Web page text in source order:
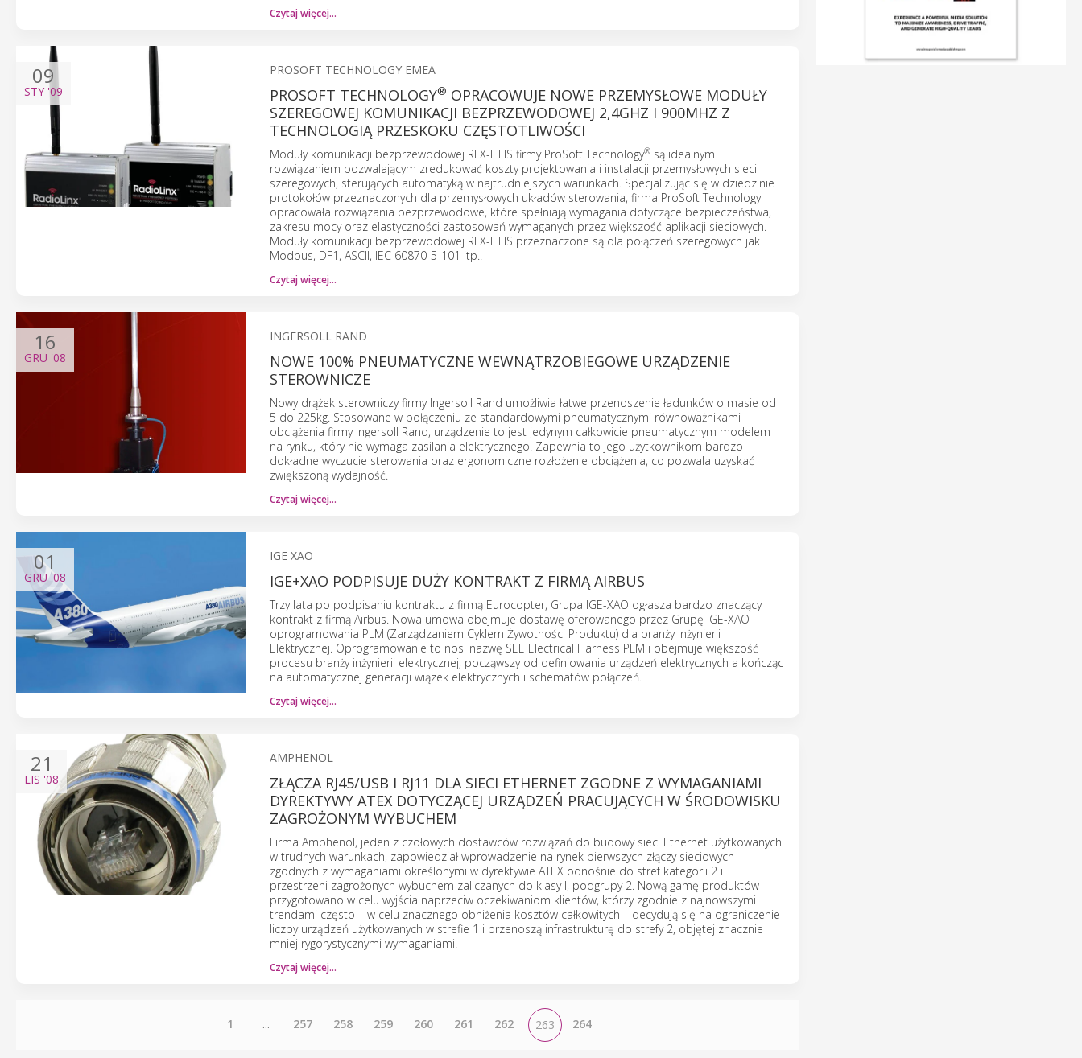
Czytaj więcej…
09
STY '09
PROSOFT TECHNOLOGY EMEA
PROSOFT TECHNOLOGY® OPRACOWUJE NOWE PRZEMYSŁOWE MODUŁY
SZEREGOWEJ KOMUNIKACJI BEZPRZEWODOWEJ 2,4GHZ I 900MHZ Z
TECHNOLOGIĄ PRZESKOKU CZĘSTOTLIWOŚCI
Moduły komunikacji bezprzewodowej RLX-IFHS firmy ProSoft Technology®są idealnym
rozwiązaniem pozwalającym zredukować koszty projektowania i instalacji przemysłowych sieci
szeregowych, sterujących automatyką w najtrudniejszych warunkach. Specjalizując się w dziedzinie
protokołów przeznaczonych dla przemysłowych układów sterowania, firma ProSoft Technology
opracowała rozwiązania bezprzewodowe, które spełniają wymagania dotyczące bezpieczeństwa,
zakresu mocy oraz elastyczności zastosowań wymaganych przez większość aplikacji sieciowych.
Moduły komunikacji bezprzewodowej RLX-IFHS przeznaczone są dla połączeń szeregowych jak
Modbus, DF1, ASCII, IEC 60870-5-101 itp..
Czytaj więcej…
16
GRU '08
INGERSOLL RAND
NOWE 100% PNEUMATYCZNE WEWNĄTRZOBIEGOWE URZĄDZENIE
STEROWNICZE
Nowy drążek sterowniczy firmy Ingersoll Rand umożliwia łatwe przenoszenie ładunków o masie od
5 do 225kg. Stosowane w połączeniu ze standardowymi pneumatycznymi równoważnikami
obciążenia firmy Ingersoll Rand, urządzenie to jest jedynym całkowicie pneumatycznym modelem
na rynku, który nie wymaga zasilania elektrycznego. Zapewnia to jego użytkownikom bardzo
dokładne wyczucie sterowania oraz ergonomiczne rozłożenie obciążenia, co pozwala uzyskać
zwiększoną wydajność.
Czytaj więcej…
01
GRU'08
IGE XAO
IGE+XAO PODPISUJE DUŻY KONTRAKT Z FIRMĄ AIRBUS
Trzy lata po podpisaniu kontraktu z firmą Eurocopter, Grupa IGE-XAO ogłasza bardzo znaczący
kontrakt z firmą Airbus. Nowa umowa obejmuje dostawę oferowanego przez Grupę IGE-XAO
oprogramowania PLM (Zarządzaniem Cyklem Żywotności Produktu) dla branży Inżynierii
Elektrycznej. Oprogramowanie to nosi nazwę SEE Electrical Harness PLM i obejmuje większość
procesu branży inżynierii elektrycznej, począwszy od definiowania urządzeń elektrycznych a kończąc
na automatycznej generacji wiązek elektrycznych i schematów połączeń.
Czytaj więcej…
21
LIS '08
AMPHENOL
ZŁĄCZA RJ45/USB I RJ11 DLA SIECI ETHERNET ZGODNE Z WYMAGANIAMI
DYREKTYWY ATEX DOTYCZĄCEJ URZĄDZEŃ PRACUJĄCYCH W ŚRODOWISKU
ZAGROŻONYM WYBUCHEM
Firma Amphenol, jeden z czołowych dostawców rozwiązań do budowy sieci Ethernet użytkowanych
w trudnych warunkach, zapowiedział wprowadzenie na rynek pierwszych złączy sieciowych
zgodnych z wymaganiami określonymi w dyrektywie ATEX odnośnie do stref kategorii 2 i
przestrzeni zagrożonych wybuchem zaliczanych do klasy I, podgrupy 2. Nową gamę produktów
przygotowano w celu wyjścia naprzeciw oczekiwaniom klientów, którzy zgodnie z najnowszymi
trendami często – w celu znacznego obniżenia kosztów całkowitych – decydują się na ograniczenie
liczby urządzeń użytkowanych w strefie 1 i przenoszą infrastrukturę do strefy 2, objętej znacznie
mniej rygorystycznymi wymaganiami.
Czytaj więcej…
1 ... 257 258 259 260 261 262 263 264